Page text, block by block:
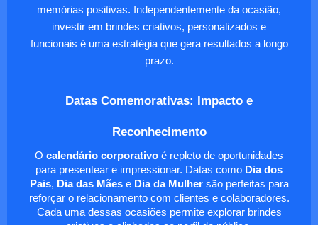
memórias positivas. Independentemente da ocasião,
investir em brindes criativos, personalizados e
funcionais é uma estratégia que gera resultados a longo
prazo.
Datas Comemorativas: Impacto e
Reconhecimento
O calendário corporativo é repleto de oportunidades
para presentear e impressionar. Datas como Dia dos
Pais, Dia das Mãese Dia da Mulhersão perfeitas para
reforçar o relacionamento com clientes e colaboradores.
Cada uma dessas ocasiões permite explorar brindes